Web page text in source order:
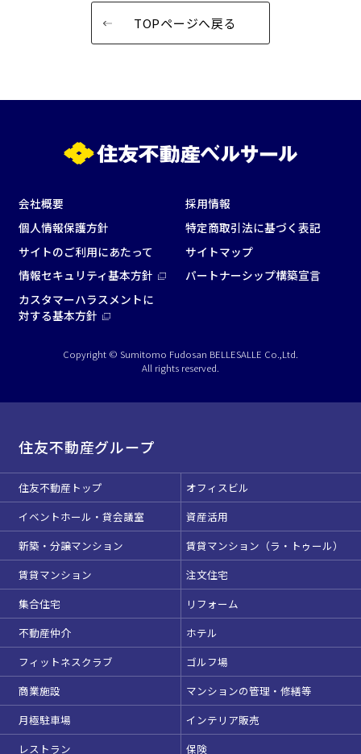
TOPページへ戻る
会社概要
採用情報
個人情報保護方針
特定商取引法に基づく表記
サイトのご利用にあたって
サイトマップ
情報セキュリティ基本方針
パートナーシップ構築宣言
カスタマーハラスメントに
対する基本方針
Copyright © Sumitomo Fudosan BELLESALLE Co.,Ltd.
All rights reserved.
住友不動産グループ
住友不動産トップ
オフィスビル
イベントホール・貸会議室
資産活用
新築・分譲マンション
賃貸マンション（ラ・トゥール）
賃貸マンション
注文住宅
集合住宅
リフォーム
不動産仲介
ホテル
フィットネスクラブ
ゴルフ場
商業施設
マンションの管理・修繕等
月極駐車場
インテリア販売
レストラン
保険